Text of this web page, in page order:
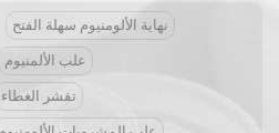
نهاية الألومنيوم سهلة الفتح
علب الألمنيوم
تقشر الغطاء